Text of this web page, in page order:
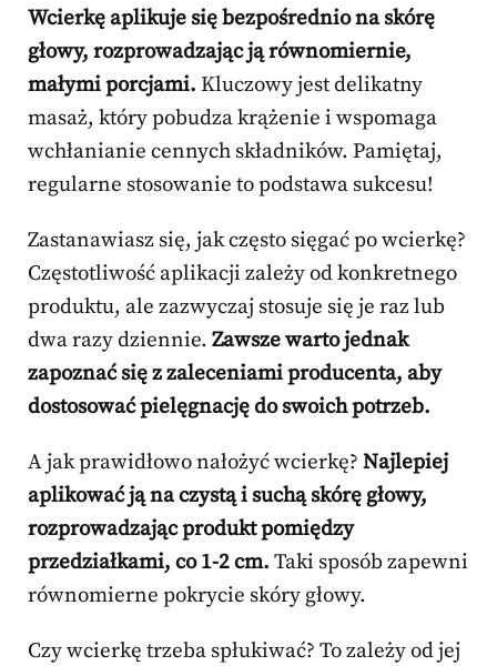
Wcierkę aplikuje się bezpośrednio na skórę
głowy, rozprowadzając ją równomiernie,
małymi porcjami. Kluczowy jest delikatny
masaż, który pobudza krążenie i wspomaga
wchłanianie cennych składników. Pamiętaj,
regularne stosowanie to podstawa sukcesu!
Zastanawiasz się, jak często sięgać po wcierkę?
Częstotliwość aplikacji zależy od konkretnego
produktu, ale zazwyczaj stosuje się je raz lub
dwa razy dziennie. Zawsze warto jednak
zapoznać się z zaleceniami producenta, aby
dostosować pielęgnację do swoich potrzeb.
A jak prawidłowo nałożyć wcierkę? Najlepiej
aplikować ją na czystą i suchą skórę głowy,
rozprowadzając produkt pomiędzy
przedziałkami, co 1-2 cm. Taki sposób zapewni
równomierne pokrycie skóry głowy.
Czy wcierkę trzeba spłukiwać? To zależy od jej